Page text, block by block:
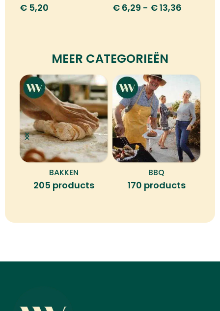
€ 5,20
€ 6,29 - €13,36
MEER CATEGORIEËN
BAKKEN
205 products
BBQ
170 products